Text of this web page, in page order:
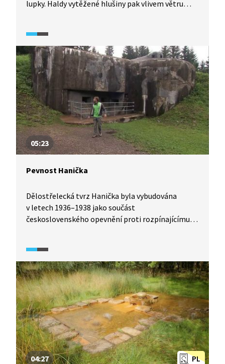
lupky. Haldy vytěžené hlušiny pak vlivem větru
povrch totiž připomíná povrch Měsíce.
05:23
Pevnost Hanička
Dělostřelecká tvrz Hanička byla vybudována
v letech 1936–1938 jako součást
československého opevnění proti rozpínajícímu se
1938, se skládalo z těžkých i lehkých objektů
a dělostřeleckých tvrzí. Hanička je jednou z pěti
a zároveň největší z tvrzí, které se podařilo
stavebně dokončit. Za komunistického režimu
byla přestavována na protiatomový kryt, který
by sloužil rozvědce.
PL
04:27